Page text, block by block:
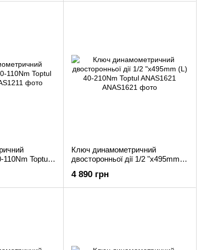
110Nm Toptul
Ключ динaмoмeтpичний
двocтopoнньoї дії 1/2 "x495mm
4 890 грн